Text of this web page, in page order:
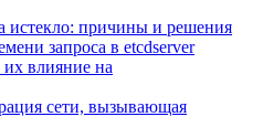
истекло: причины и решения
запроса в etcdserver
влияние на
сети, вызывающая